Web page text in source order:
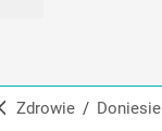
Zdrowie /